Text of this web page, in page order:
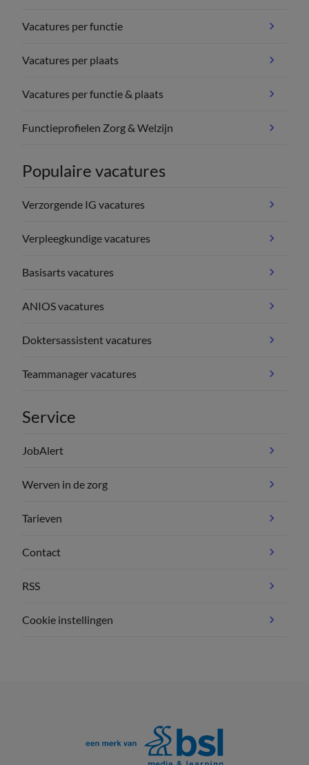
Vacatures per functie
Vacatures per plaats
Vacatures per functie & plaats
Functieprofielen Zorg & Welzijn
Populaire vacatures
Verzorgende IG vacatures
Verpleegkundige vacatures
Basisarts vacatures
ANIOS vacatures
Doktersassistent vacatures
Teammanager vacatures
Service
JobAlert
Werven in de zorg
Tarieven
Contact
RSS
Cookie instellingen